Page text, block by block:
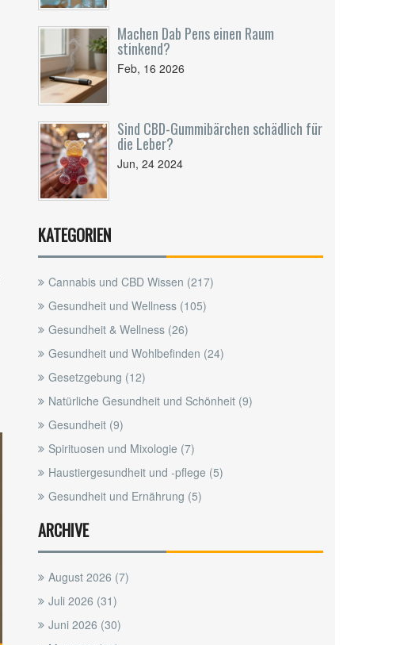
Machen Dab Pens einen Raum
stinkend?
Feb, 16 2026
Sind CBD-Gummibärchen schädlich für
die Leber?
Jun, 24 2024
KATEGORIEN
Cannabis und CBD Wissen (217)
Gesundheit und Wellness (105)
Gesundheit & Wellness (26)
Gesundheit und Wohlbefinden (24)
Gesetzgebung (12)
Natürliche Gesundheit und Schönheit (9)
Gesundheit (9)
Spirituosen und Mixologie (7)
Haustiergesundheit und -pflege (5)
Gesundheit und Ernährung (5)
ARCHIVE
August 2026 (7)
Juli 2026 (31)
Juni 2026 (30)